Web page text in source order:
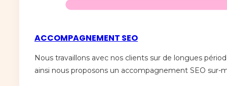
ACCOMPAGNEMENT SEO
Nous travaillons avec nos clients sur de longues
ainsi nous proposons un accompagnement SEO sur-